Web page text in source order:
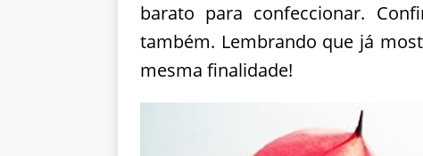
barato para confeccionar.
também. Lembrando que já
mesma finalidade!